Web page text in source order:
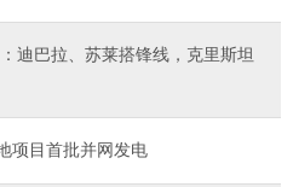
迪巴拉、苏莱搭锋线，克里斯坦
项目首批并网发电